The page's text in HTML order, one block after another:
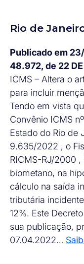
Rio de
Publicado em
48.972, de 22 DE
ICMS – Altera o
para incluir
Tendo em vista
Convênio ICMS
Estado do Rio de
9.635/2022 , o
RICMS-RJ/2000
biometano, na
cálculo na saída
tributária
12%. Este
sua publicação,
07.04.2022…